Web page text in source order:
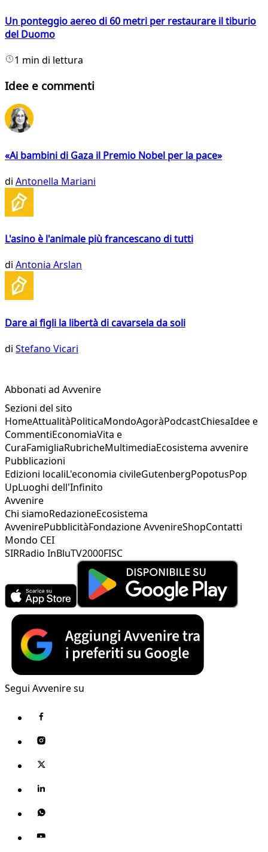
Un ponteggio aereo di 60 metri per restaurare il tiburio
del Duomo
1 min di lettura
Idee e commenti
«Ai bambini di Gaza il Premio Nobel per la pace»
di Antonella Mariani
L'asino è l'animale più francescano di tutti
di Antonia Arslan
Dare ai figli la libertà di cavarsela da soli
di Stefano Vicari
Abbonati ad Avvenire
Sezioni del sito
HomeAttualitàPoliticaMondoAgoràPodcastChiesaIdee e
CommentiEconomiaVita e
CuraFamigliaRubricheMultimediaEcosistema avvenire
Pubblicazioni
Edizioni localiL'economia civileGutenbergPopotusPop
UpLuoghi dell'Infinito
Avvenire
Chi siamoRedazioneEcosistema
AvvenirePubblicitàFondazione AvvenireShopContatti
Mondo CEI
SIRRadio InBluTV2000FISC
Segui Avvenire su